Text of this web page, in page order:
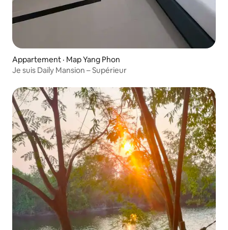
Appartement · Map Yang Phon
Je suis Daily Mansion – Supérieur